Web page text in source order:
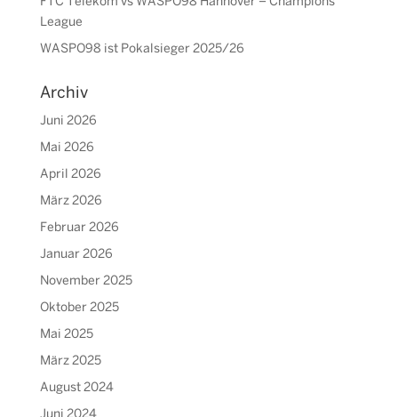
League
WASPO98 ist Pokalsieger 2025/26
Archiv
Juni 2026
Mai 2026
April 2026
März 2026
Februar 2026
Januar 2026
November 2025
Oktober 2025
Mai 2025
März 2025
August 2024